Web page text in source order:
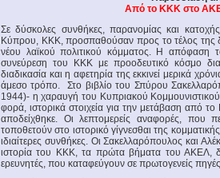
Από το ΚΚΚ στο
Σε δύσκολες συνθήκες, παρανομίας και
Κύπρου, ΚΚΚ, προσπαθούσαν προς το τέλος της
νέου λαϊκού πολιτικού κόμματος. Η απόφαση
συνεύρεση του ΚΚΚ με προοδευτικό κόσμο
διαδικασία και η αφετηρία της εκκινεί μερικά
άμεσο τρόπο. Στο βιβλίο του Σπύρου
1944)- η χαραυγή του Κυπριακού
φορά, ιστορικά στοιχεία για την μετάβαση από
αποδείχθηκε. Οι λεπτομερείς αναφορές, που
τοποθετούν στο ιστορικό γίγνεσθαι της
ιδιαίτερες συνθήκες. Οι Σακελλαρόπουλος και
ιστορία του ΚΚΚ, τα πρώτα βήματα του ΑΚΕΛ,
ερευνητές, που καταφεύγουν σε πρωτογενείς